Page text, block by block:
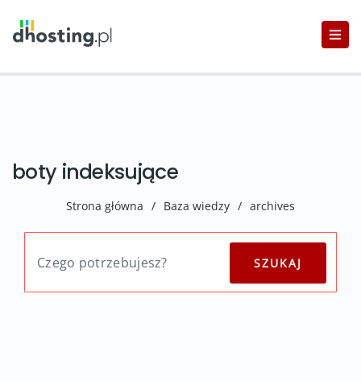
boty indeksujące
Strona główna / Baza wiedzy / archives